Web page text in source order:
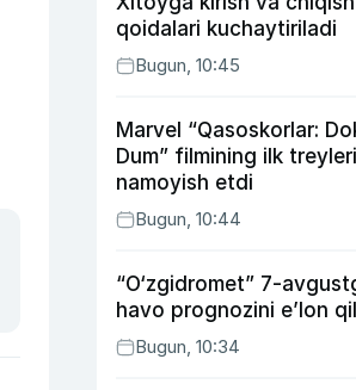
qoidalari kuchaytiriladi
Bugun, 10:45
Marvel “Qasoskorlar:
Dum” filmining ilk
namoyish etdi
Bugun, 10:44
“O‘zgidromet” 7-
havo prognozini e’lon
Bugun, 10:34